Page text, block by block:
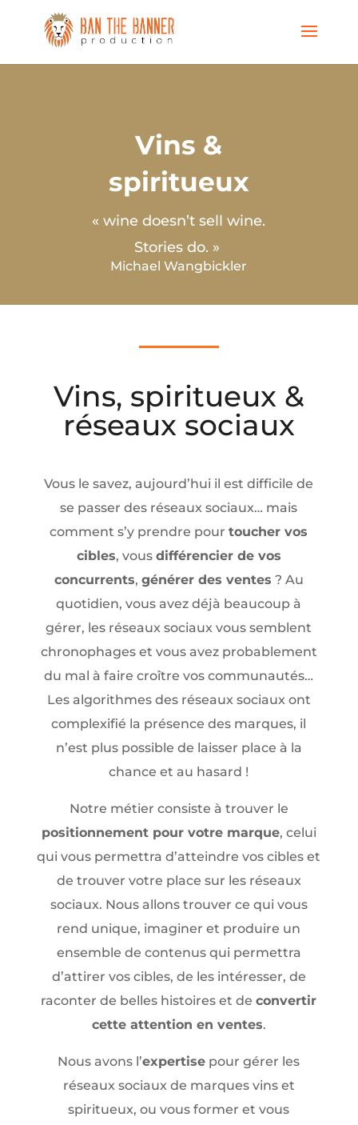
Vins &
spiritueux
« wine doesn’t sell wine.
Stories do. »
Michael Wangbickler
Vins, spiritueux &
réseaux sociaux
Vous le savez, aujourd’hui il est difficile de
se passer des réseaux sociaux… mais
comment s’y prendre pourtoucher vos
cibles, vous différencier de vos
concurrents, générer des ventes ? Au
quotidien, vous avez déjà beaucoup à
gérer, les réseaux sociaux vous semblent
chronophages et vous avez probablement
du mal à faire croître vos communautés…
Les algorithmes des réseaux sociaux ont
complexifié la présence des marques, il
n’est plus possible de laisser place à la
chance et au hasard !
Notre métier consiste à trouver le
positionnement pour votre marque, celui
qui vous permettra d’atteindre vos cibles et
de trouver votre place sur les réseaux
sociaux. Nous allons trouver ce qui vous
rend unique, imaginer et produire un
ensemble de contenus qui permettra
d’attirer vos cibles, de les intéresser, de
raconter de belles histoires et deconvertir
cette attention en ventes.
Nous avons l’expertise pour gérer les
réseaux sociaux de marques vins et
spiritueux, ou vous former et vous